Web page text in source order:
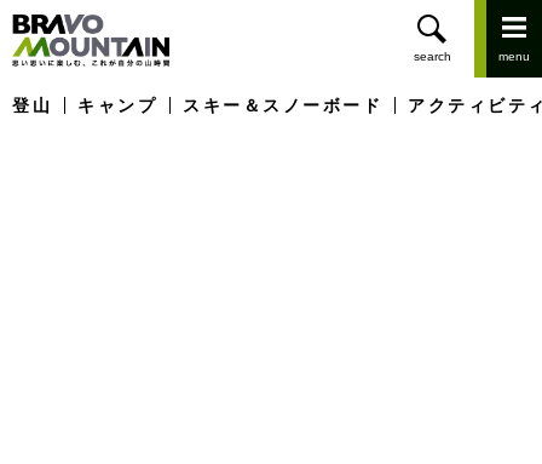
登山 キャンプ スキー＆スノーボード アクティビテ